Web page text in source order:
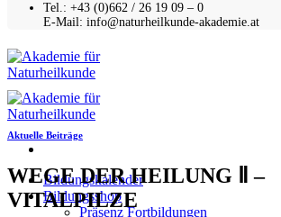
Tel.: +43 (0)662 / 26 19 09 – 0
E-Mail: info@naturheilkunde-akademie.at
Bildungskalender
Bildungsshop
Präsenz Fortbildungen
Aktuelle Beiträge
WEGE DER HEILUNG Ⅱ –
VITALPILZE